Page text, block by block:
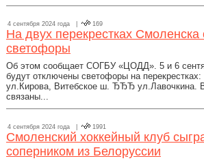
4 сентября 2024 года | 169
На двух перекрестках Смоленска
светофоры
Об этом сообщает СОГБУ «ЦОДД». 5 и 6
будут отключены светофоры на
ул.Кирова, Витебское ш. ЂЂЂ ул.Лавочкина.
связаны...
4 сентября 2024 года | 1991
Смоленский хоккейный клуб
соперником из Белоруссии